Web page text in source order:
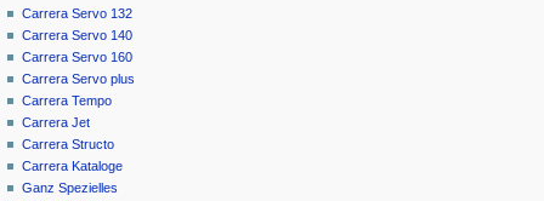
Versionsgeschichte
Carrera Servo 132
Carrera Servo 140
Carrera Servo 160
Carrera Servo plus
Carrera Tempo
Carrera Jet
Carrera Structo
Carrera Kataloge
Ganz Spezielles